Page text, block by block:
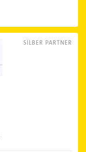
SILBER PARTNER